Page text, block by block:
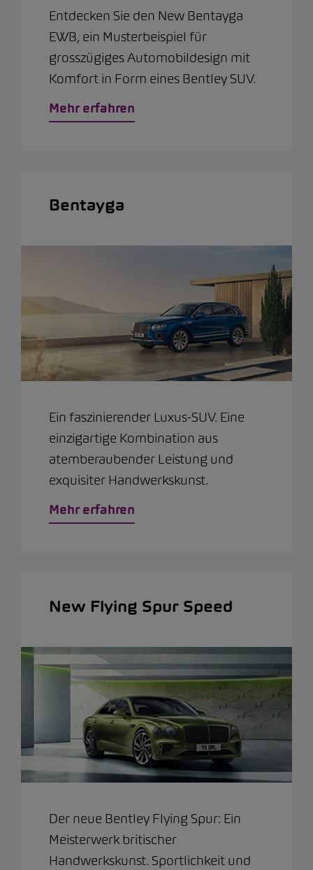
Entdecken Sie den New Bentayga
EWB, ein Musterbeispiel für
grosszügiges Automobildesign mit
Komfort in Form eines Bentley SUV.
Mehr erfahren
Bentayga
Ein faszinierender Luxus-SUV. Eine
einzigartige Kombination aus
atemberaubender Leistung und
exquisiter Handwerkskunst.
Mehr erfahren
New Flying Spur Speed
Der neue Bentley Flying Spur: Ein
Meisterwerk britischer
Handwerkskunst. Sportlichkeit und